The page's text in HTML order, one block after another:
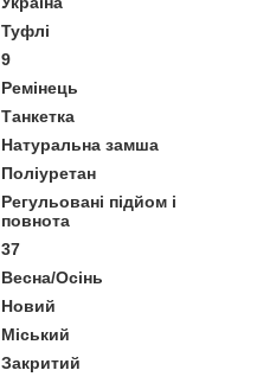
Туфлі
9
Ремінець
Танкетка
Натуральна замша
Поліуретан
Регульовані підйом і
повнота
37
Весна/Осінь
Новий
Міський
Закритий